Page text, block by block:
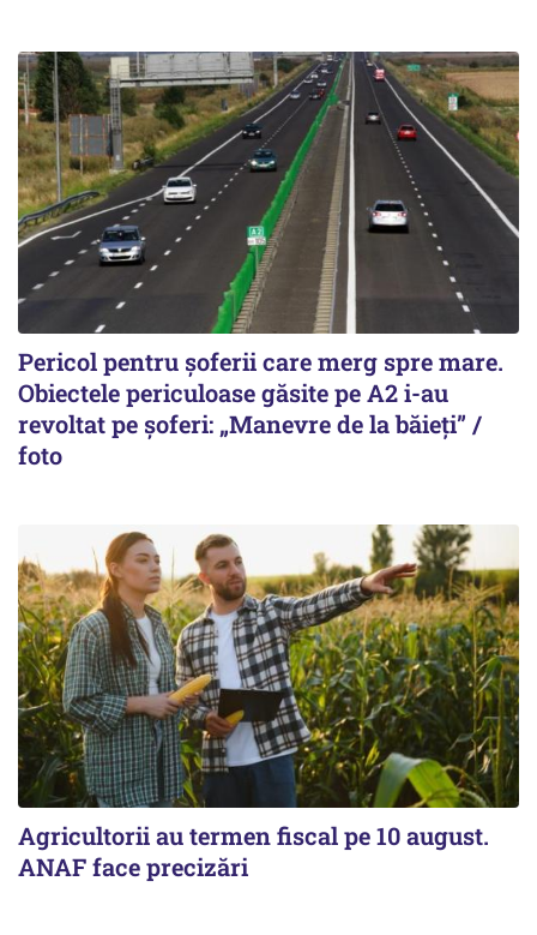
Pericol pentru șoferii care merg spre mare.
Obiectele periculoase găsite pe A2 i-au
revoltat pe șoferi: „Manevre de la băieți” /
foto
Agricultorii au termen fiscal pe 10 august.
ANAF face precizări